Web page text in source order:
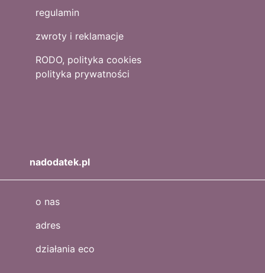
regulamin
zwroty i reklamacje
RODO, polityka cookies
polityka prywatności
nadodatek.pl
o nas
adres
działania eco